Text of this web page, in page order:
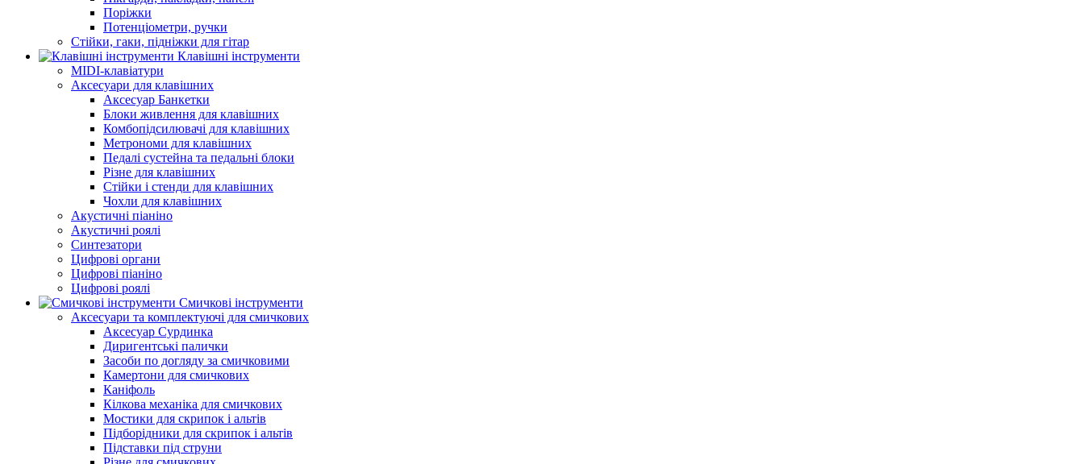
Поріжки
Потенціометри, ручки
Стійки, гаки, підніжки для гітар
Клавішні інструменти
MIDI-клавіатури
Аксесуари для клавішних
Аксесуар Банкетки
Блоки живлення для клавішних
Комбопідсилювачі для клавішних
Метрономи для клавішних
Педалі сустейна та педальні блоки
Різне для клавішних
Стійки і стенди для клавішних
Чохли для клавішних
Акустичні піаніно
Акустичні роялі
Синтезатори
Цифрові органи
Цифрові піаніно
Цифрові роялі
Смичкові інструменти
Аксесуари та комплектуючі для смичкових
Аксесуар Сурдинка
Диригентські палички
Засоби по догляду за смичковими
Камертони для смичкових
Каніфоль
Кілкова механіка для смичкових
Мостики для скрипок і альтів
Підборiдники для скрипок і альтів
Підставки під струни